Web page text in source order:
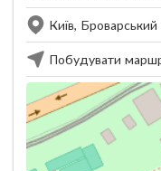
Київ,
Побудувати